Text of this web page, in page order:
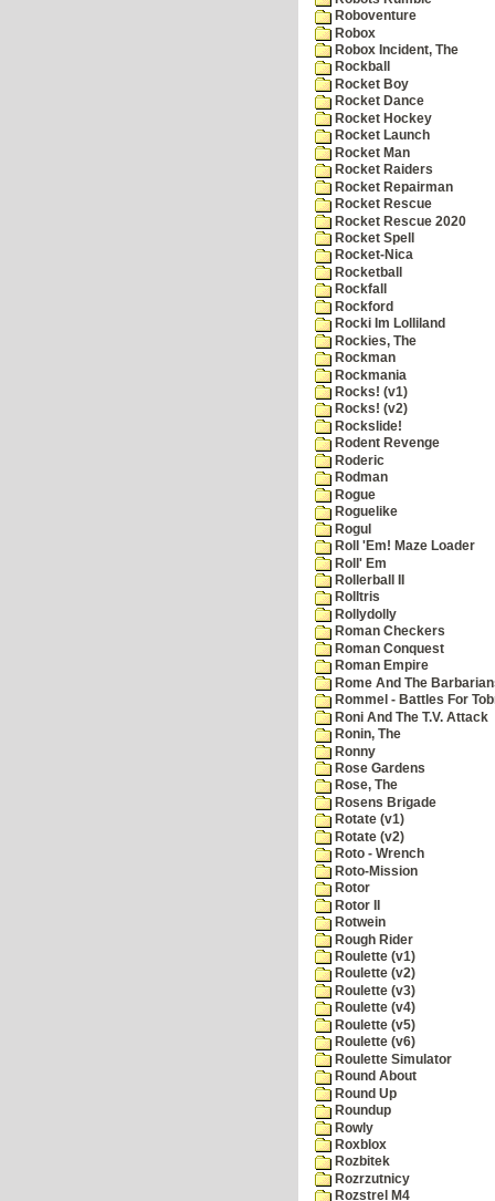
Roboventure
Robox
Robox Incident, The
Rockball
Rocket Boy
Rocket Dance
Rocket Hockey
Rocket Launch
Rocket Man
Rocket Raiders
Rocket Repairman
Rocket Rescue
Rocket Rescue 2020
Rocket Spell
Rocket-Nica
Rocketball
Rockfall
Rockford
Rocki Im Lolliland
Rockies, The
Rockman
Rockmania
Rocks! (v1)
Rocks! (v2)
Rockslide!
Rodent Revenge
Roderic
Rodman
Rogue
Roguelike
Rogul
Roll 'Em! Maze Loader
Roll' Em
Rollerball II
Rolltris
Rollydolly
Roman Checkers
Roman Conquest
Roman Empire
Rome And The
Rommel - Battles For
Roni And The T.V. Attack
Ronin, The
Ronny
Rose Gardens
Rose, The
Rosens Brigade
Rotate (v1)
Rotate (v2)
Roto - Wrench
Roto-Mission
Rotor
Rotor II
Rotwein
Rough Rider
Roulette (v1)
Roulette (v2)
Roulette (v3)
Roulette (v4)
Roulette (v5)
Roulette (v6)
Roulette Simulator
Round About
Round Up
Roundup
Rowly
Roxblox
Rozbitek
Rozrzutnicy
Rozstrel M4